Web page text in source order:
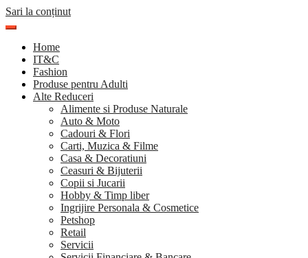
Sari la conținut
Home
IT&C
Fashion
Produse pentru Adulti
Alte Reduceri
Alimente si Produse Naturale
Auto & Moto
Cadouri & Flori
Carti, Muzica & Filme
Casa & Decoratiuni
Ceasuri & Bijuterii
Copii si Jucarii
Hobby & Timp liber
Ingrijire Personala & Cosmetice
Petshop
Retail
Servicii